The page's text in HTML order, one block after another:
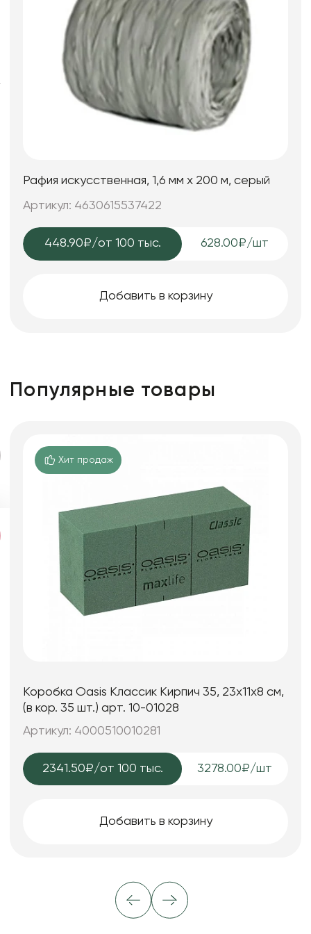
Игрушки мягкие
Изделия из металла
Рафия искусственная, 1,6 мм х 200 м, серый
Артикул: 4630615537422
448.90₽/от 100 тыс. 628.00₽/шт
Добавить в корзину
Популярные товары
Хит продаж
Коробка Oasis Классик Кирпич 35, 23x11x8 см,
(в кор. 35 шт.) арт. 10-01028
Артикул: 4000510010281
2341.50₽/от 100 тыс. 3278.00₽/шт
Добавить в корзину